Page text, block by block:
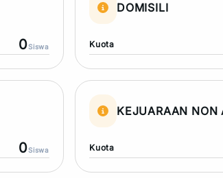
0Siswa
DOMISILI
Kuota
0Siswa
KEJUARAAN NON
Kuota